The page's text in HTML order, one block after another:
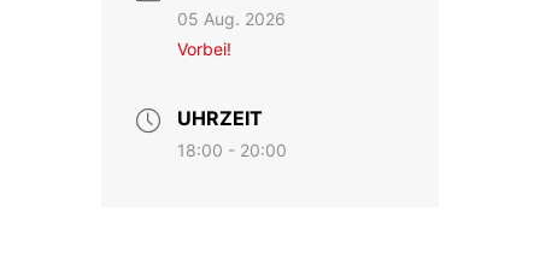
05 Aug. 2026
Vorbei!
UHRZEIT
18:00 - 20:00